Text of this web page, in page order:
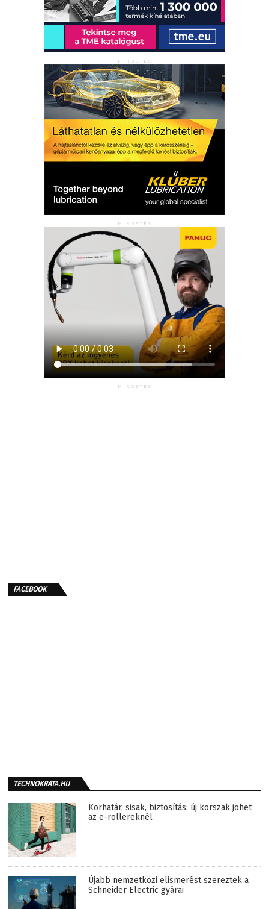
HIRDETÉS
HIRDETÉS
HIRDETÉS
FACEBOOK
TECHNOKRATA.HU
Korhatár, sisak, biztosítás: új korszak jöhet
az e-rollereknél
Újabb nemzetközi elismerést szereztek a
Schneider Electric gyárai